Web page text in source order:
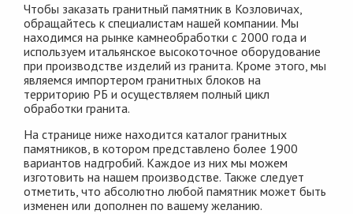
Чтобы заказать гранитный памятник в Козловичах,
обращайтесь к специалистам нашей компании. Мы
находимся на рынке камнеобработки с 2000 года и
используем итальянское высокоточное оборудование
при производстве изделий из гранита. Кроме этого, мы
являемся импортером гранитных блоков на
территорию РБ и осуществляем полный цикл
обработки гранита.
На странице ниже находится каталог гранитных
памятников, в котором представлено более 1900
вариантов надгробий. Каждое из них мы можем
изготовить на нашем производстве. Также следует
отметить, что абсолютно любой памятник может быть
изменен или дополнен по вашему желанию.